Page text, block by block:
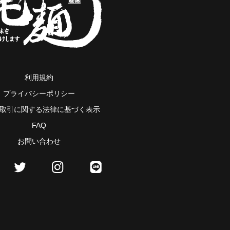
利用規約
プライバシーポリシー
引に関する法律に基づく表示
FAQ
お問い合わせ